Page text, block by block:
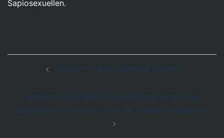
Sapiosexuellen.
navigationGrausam Tokyo Spielsaal Prämie
Spielbank Provision Exklusive Praktischer Link
Einzahlung « Zamsino Land der dichter und denker